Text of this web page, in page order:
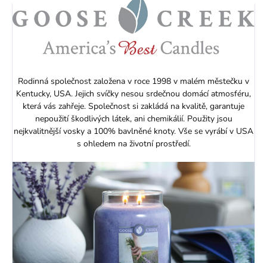
Rodinná společnost založena v roce 1998 v malém městečku v
Kentucky, USA. Jejich svíčky nesou srdečnou domácí atmosféru,
která vás zahřeje. Společnost si zakládá na kvalitě, garantuje
nepoužití škodlivých látek, ani chemikálií. Použity jsou
nejkvalitnější vosky a 100% bavlněné knoty. Vše se vyrábí v USA
s ohledem na životní prostředí.